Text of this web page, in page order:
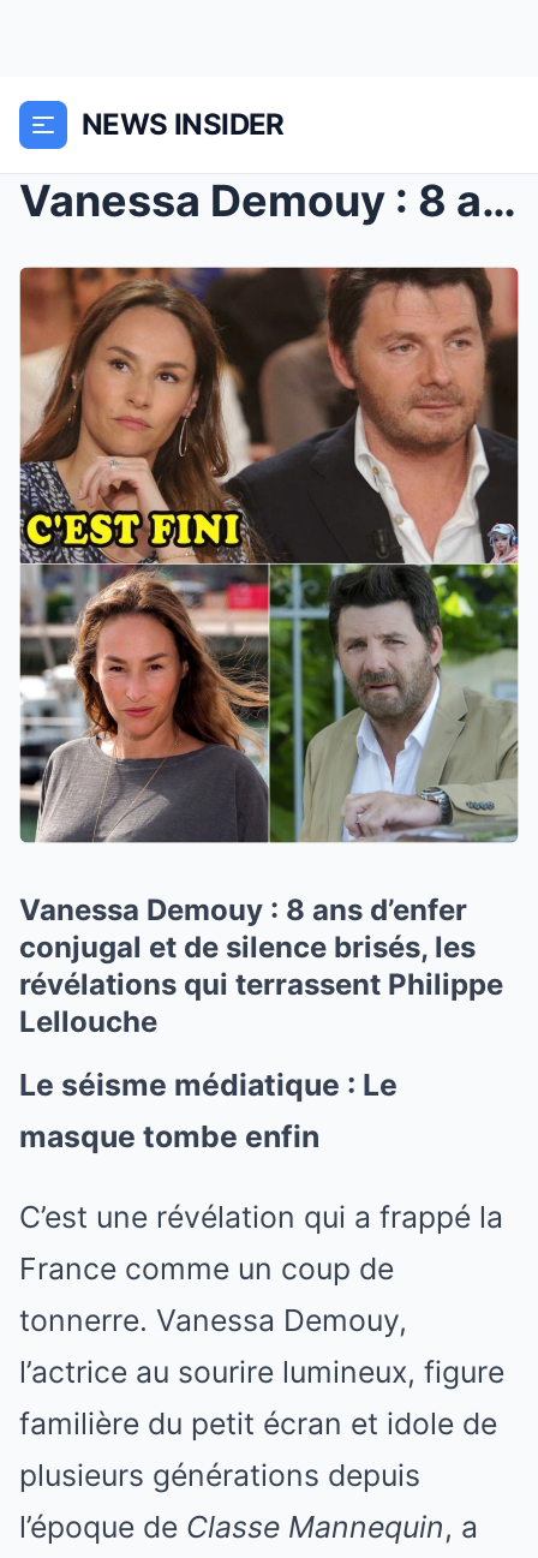
NEWS INSIDER
Vanessa Demouy : 8 ans d’enfer conjugal et de sile...
Vanessa Demouy : 8 ans d’enfer
conjugal et de silence brisés, les
révélations qui terrassent Philippe
Lellouche
Le séisme médiatique : Le
masque tombe enfin
C’est une révélation qui a frappé la
France comme un coup de
tonnerre. Vanessa Demouy,
l’actrice au sourire lumineux, figure
familière du petit écran et idole de
plusieurs générations depuis
l’époque de Classe Mannequin, a